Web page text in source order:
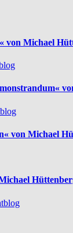
von Michael
von Michael